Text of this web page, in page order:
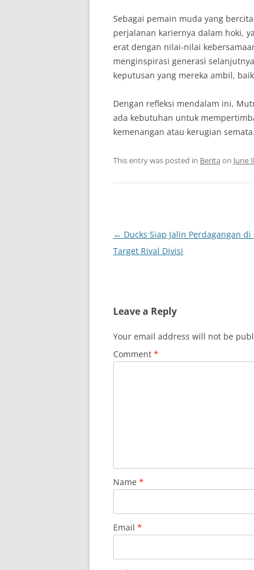
Sebagai pemain muda yang
perjalanan kariernya dalam hoki,
erat dengan nilai-nilai
menginspirasi generasi
keputusan yang mereka ambil,
Dengan refleksi mendalam ini,
ada kebutuhan untuk
kemenangan atau kerugian semata.
This entry was posted in Berita on June
Post
navigation
← Ducks Siap Jalin Perdagangan di
Target Rival Divisi
Leave a Reply
Your email address will not be
Comment *
Name *
Email *